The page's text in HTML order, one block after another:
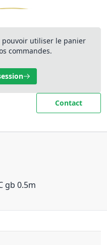
pouvoir utiliser le panier
commandes.
Contact
gb 0.5m